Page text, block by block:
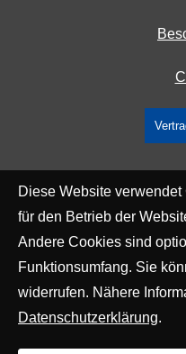
Diese Website
für den Betrieb der
Andere Cookies sind
Funktionsumfang. Sie
widerrufen. Nähere
Datenschutzerklärung.